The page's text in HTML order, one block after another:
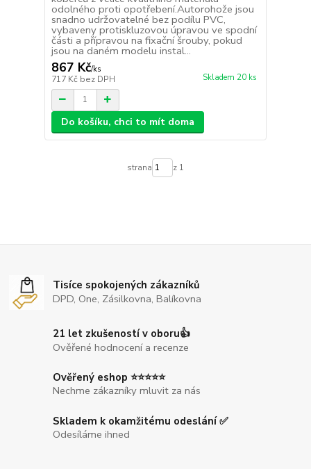
odolného proti opotřebení.Autorohože jsou
snadno udržovatelné bez podílu PVC,
vybaveny protiskluzovou úpravou ve spodní
části a přípravou na fixační šrouby, pokud
jsou na daném modelu instal...
867 Kč/ks
717 Kč bez DPH Skladem 20 ks
Do košíku, chci to mít doma
strana z 1
Tisíce spokojených zákazníků
DPD, One, Zásilkovna, Balíkovna
21 let zkušeností v oboru👍
Ověřené hodnocení a recenze
Ověřený eshop ⭐⭐⭐⭐⭐
Nechme zákazníky mluvit za nás
Skladem k okamžitému odeslání ✅
Odesíláme ihned